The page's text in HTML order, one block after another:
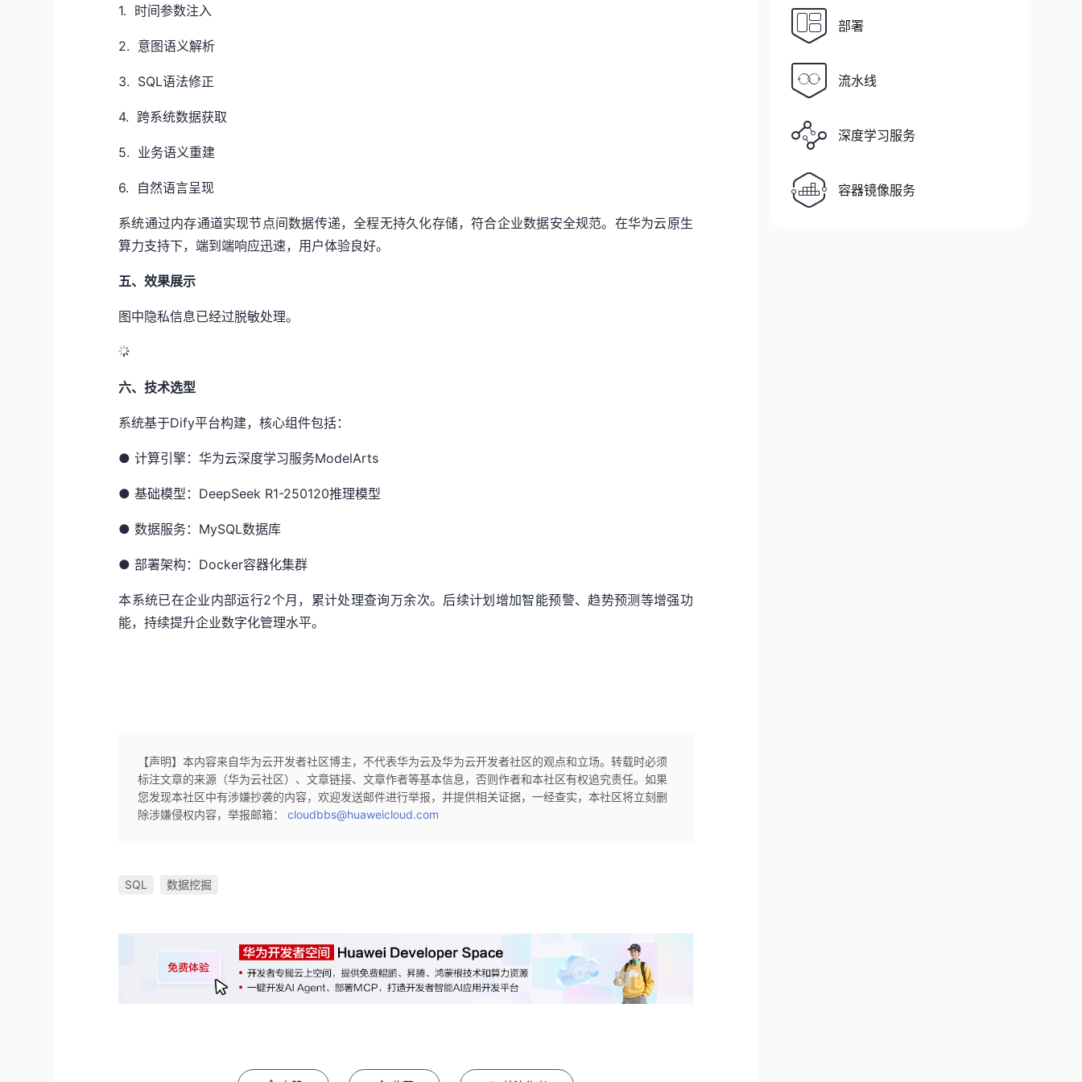
1. 时间参数注入
2. 意图语义解析
3. SQL语法修正
4. 跨系统数据获取
5. 业务语义重建
6. 自然语言呈现
系统通过内存通道实现节点间数据传递，全程无持久化存储，符合企业数据安全规范。在华为云原生
算力支持下，端到端响应迅速，用户体验良好。
五、效果展示
图中隐私信息已经过脱敏处理。
六、技术选型
系统基于Dify平台构建，核心组件包括：
●计算引擎：华为云深度学习服务ModelArts
●基础模型：DeepSeek R1-250120推理模型
●数据服务：MySQL数据库
●部署架构：Docker容器化集群
本系统已在企业内部运行2个月，累计处理查询万余次。后续计划增加智能预警、趋势预测等增强功
能，持续提升企业数字化管理水平。
【声明】本内容来自华为云开发者社区博主，不代表华为云及华为云开发者社区的观点和立场。转载时必须
标注文章的来源（华为云社区）、文章链接、文章作者等基本信息，否则作者和本社区有权追究责任。如果
您发现本社区中有涉嫌抄袭的内容，欢迎发送邮件进行举报，并提供相关证据，一经查实，本社区将立刻删
除涉嫌侵权内容，举报邮箱：cloudbbs@huaweicloud.com
SQL 数据挖掘
部署
流水线
深度学习服务
容器镜像服务